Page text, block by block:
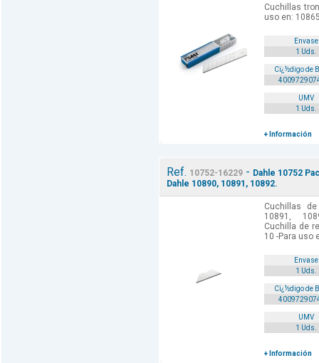
Cuchillas
uso en:
Envase
1 Uds.
Cï¿½digo de
UMV
1 Uds.
+ Información
Ref. 10752-16229- Dahle 10752
Dahle 10890, 10891, 10892.
Cuchillas
10891,
Cuchilla de
10 -Para uso
Envase
1 Uds.
Cï¿½digo de
UMV
1 Uds.
+ Información